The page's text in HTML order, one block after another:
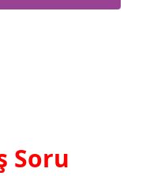
Soru